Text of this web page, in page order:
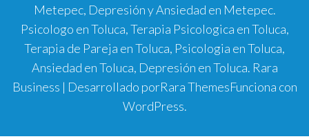
Metepec, Depresión y Ansiedad en Metepec.
Psicologo en Toluca, Terapia Psicologica en Toluca,
Terapia de Pareja en Toluca, Psicologia en Toluca,
Ansiedad en Toluca, Depresión en Toluca. Rara
Business | Desarrollado porRara ThemesFunciona con
WordPress.